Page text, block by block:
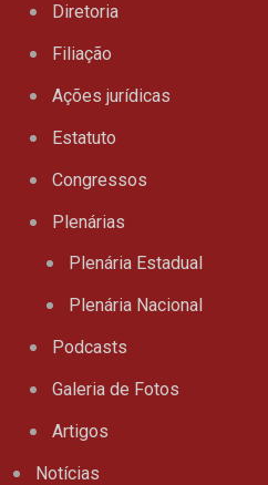
Diretoria
Filiação
Ações jurídicas
Estatuto
Congressos
Plenárias
Plenária Estadual
Plenária Nacional
Podcasts
Galeria de Fotos
Artigos
Notícias